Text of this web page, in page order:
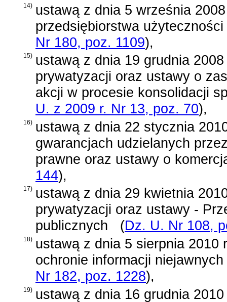
14) ustawą z dnia 5 września
przedsiębiorstwa
Nr 180, poz. 1109),
15) ustawą z dnia 19 grudnia
prywatyzacji oraz ustawy o
akcji w procesie konsolidacji
U. z 2009 r. Nr 13, poz. 70),
16) ustawą z dnia 22 stycznia
gwarancjach udzielanych
prawne oraz ustawy o
144),
17) ustawą z dnia 29 kwietnia
prywatyzacji oraz ustawy -
publicznych
(Dz. U. Nr 108,
18) ustawą z dnia 5 sierpnia 2010
ochronie informacji niejawnych
Nr 182, poz. 1228),
19) ustawą z dnia 16 grudnia